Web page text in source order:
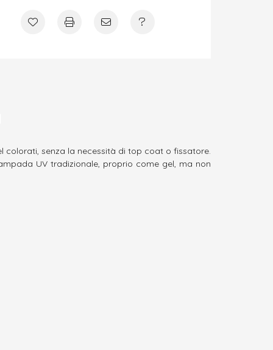
colorati, senza la necessità di top coat o fissatore.
UV tradizionale, proprio come gel, ma non